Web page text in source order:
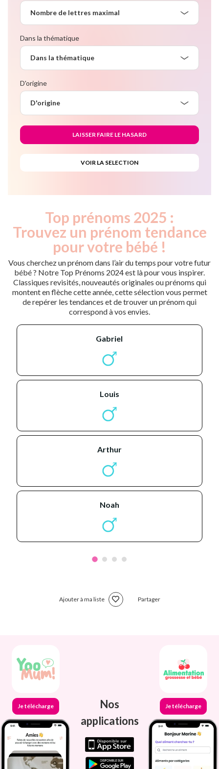
Nombre de lettres maximal
Dans la thématique
Dans la thématique
D'origine
D'origine
Top prénoms 2025 :
Trouvez un prénom tendance
pour votre bébé !
Vous cherchez un prénom dans l’air du temps pour votre futur
bébé ? Notre Top Prénoms 2024 est là pour vous inspirer.
Classiques revisités, nouveautés originales ou prénoms qui
montent en flèche cette année, cette sélection vous permet
de repérer les tendances et de trouver un prénom qui
correspond à vos envies.
gabriel
louis
arthur
noah
Ajouter à ma liste Partager
Je télécharge
Nos
applications
Je télécharge